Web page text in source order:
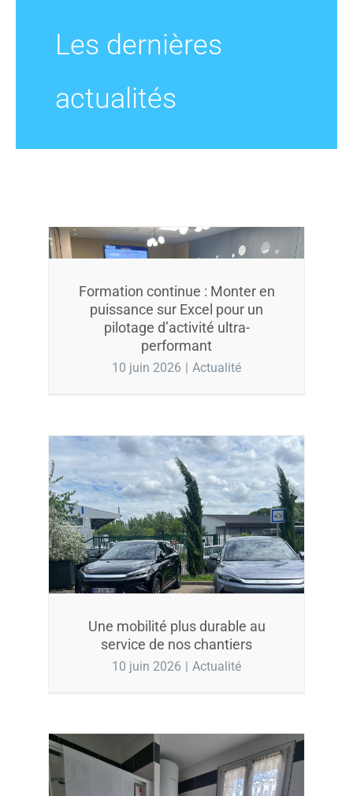
GECOP
Actualités
Les dernières
actualités
Formation continue : Monter en
puissance sur Excel pour un
pilotage d’activité ultra-
performant
10 juin 2026 | Actualité
Une mobilité plus durable au
service de nos chantiers
10 juin 2026 | Actualité